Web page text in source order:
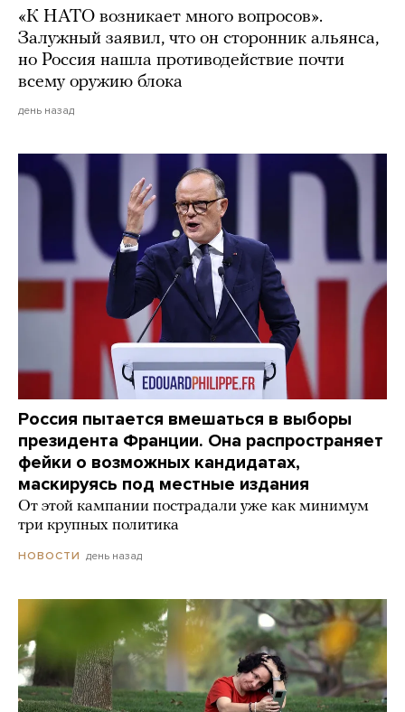
«К НАТО возникает много вопросов».
Залужный заявил, что он сторонник альянса,
но Россия нашла противодействие почти
всему оружию блока
день назад
Россия пытается вмешаться в выборы
президента Франции. Она распространяет
фейки о возможных кандидатах,
маскируясь под местные издания
От этой кампании пострадали уже как минимум
три крупных политика
НОВОСТИ день назад